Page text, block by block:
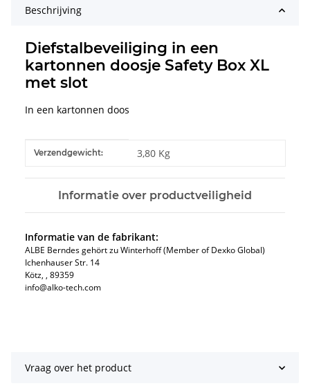
Beschrijving
Diefstalbeveiliging in een
kartonnen doosje Safety Box XL
met slot
In een kartonnen doos
#productDetails.itemInformation#
#productDetails.itemValue#
Verzendgewicht: 3,80 Kg
Informatie over productveiligheid
Informatie van de fabrikant:
ALBE Berndes gehört zu Winterhoff (Member of Dexko Global)
Ichenhauser Str. 14
Kötz​, , 89359
info@alko-tech.com
Vraag over het product